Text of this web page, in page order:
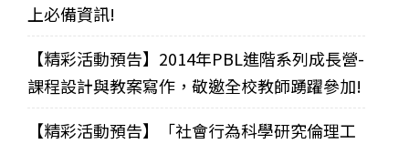
上必備資訊!
【精彩活動預告】2014年PBL進階系列成長營-
課程設計與教案寫作，敬邀全校教師踴躍參加!
【精彩活動預告】「社會行為科學研究倫理工